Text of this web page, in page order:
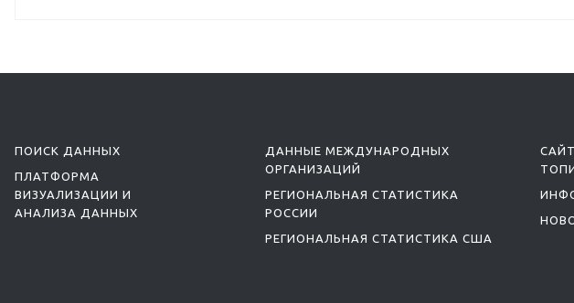
ПОИСК ДАННЫХ
ПЛАТФОРМА
ВИЗУАЛИЗАЦИИ И
АНАЛИЗА ДАННЫХ
ДАННЫЕ МЕЖДУНАРОДНЫХ
ОРГАНИЗАЦИЙ
РЕГИОНАЛЬНАЯ СТАТИСТИКА
РОССИИ
РЕГИОНАЛЬНАЯ СТАТИСТИКА США